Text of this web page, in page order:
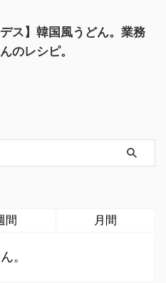
デス】韓国風うどん。業務
のレシピ。
間 月間
。